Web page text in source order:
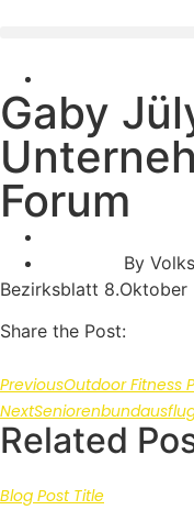
Gaby
Forum
By
Bezirksblatt 8.Oktober
Share the Post:
PreviousOutdoor Fitness
Next
Related
Blog Post Title